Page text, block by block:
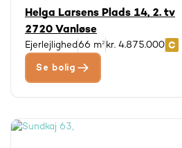
Helga Larsens Plads 14, 2. tv
2720 Vanløse
Ejerlejlighed 66 m² kr. 4.875.000
Se bolig